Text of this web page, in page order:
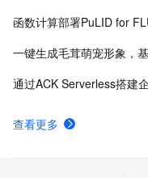
函数计算部署PuLID for
一键生成毛茸萌宠形象，
通过ACK Serverless搭建
查看更多